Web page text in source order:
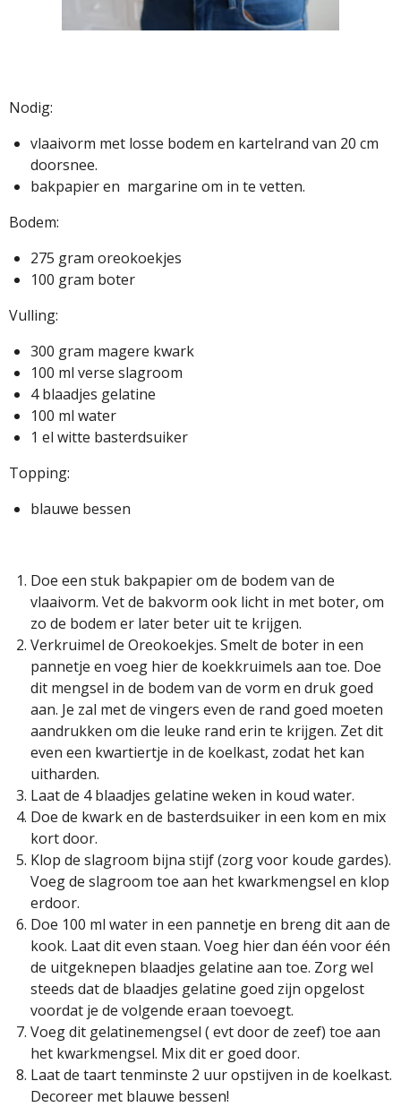
Nodig:
vlaaivorm met losse bodem en kartelrand van 20 cm
doorsnee.
bakpapier en margarine om in te vetten.
Bodem:
275 gram oreokoekjes
100 gram boter
Vulling:
300 gram magere kwark
100 ml verse slagroom
4 blaadjes gelatine
100 ml water
1 el witte basterdsuiker
Topping:
blauwe bessen
Doe een stuk bakpapier om de bodem van de
vlaaivorm. Vet de bakvorm ook licht in met boter, om
zo de bodem er later beter uit te krijgen.
Verkruimel de Oreokoekjes. Smelt de boter in een
pannetje en voeg hier de koekkruimels aan toe. Doe
dit mengsel in de bodem van de vorm en druk goed
aan. Je zal met de vingers even de rand goed moeten
aandrukken om die leuke rand erin te krijgen. Zet dit
even een kwartiertje in de koelkast, zodat het kan
uitharden.
Laat de 4 blaadjes gelatine weken in koud water.
Doe de kwark en de basterdsuiker in een kom en mix
kort door.
Klop de slagroom bijna stijf (zorg voor koude gardes).
Voeg de slagroom toe aan het kwarkmengsel en klop
erdoor.
Doe 100 ml water in een pannetje en breng dit aan de
kook. Laat dit even staan. Voeg hier dan één voor één
de uitgeknepen blaadjes gelatine aan toe. Zorg wel
steeds dat de blaadjes gelatine goed zijn opgelost
voordat je de volgende eraan toevoegt.
Voeg dit gelatinemengsel ( evt door de zeef) toe aan
het kwarkmengsel. Mix dit er goed door.
Laat de taart tenminste 2 uur opstijven in de koelkast.
Decoreer met blauwe bessen!